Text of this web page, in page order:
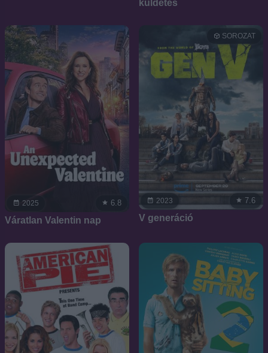
küldetés
2025 6.8
Váratlan Valentin nap
2023
SOROZAT
7.6
V generáció